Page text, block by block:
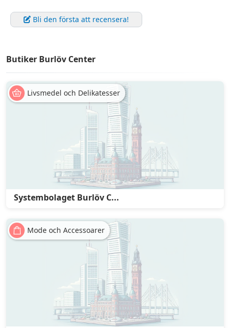
Bli den första att recensera!
Butiker Burlöv Center
Livsmedel och Delikatesser
Systembolaget Burlöv C...
Mode och Accessoarer